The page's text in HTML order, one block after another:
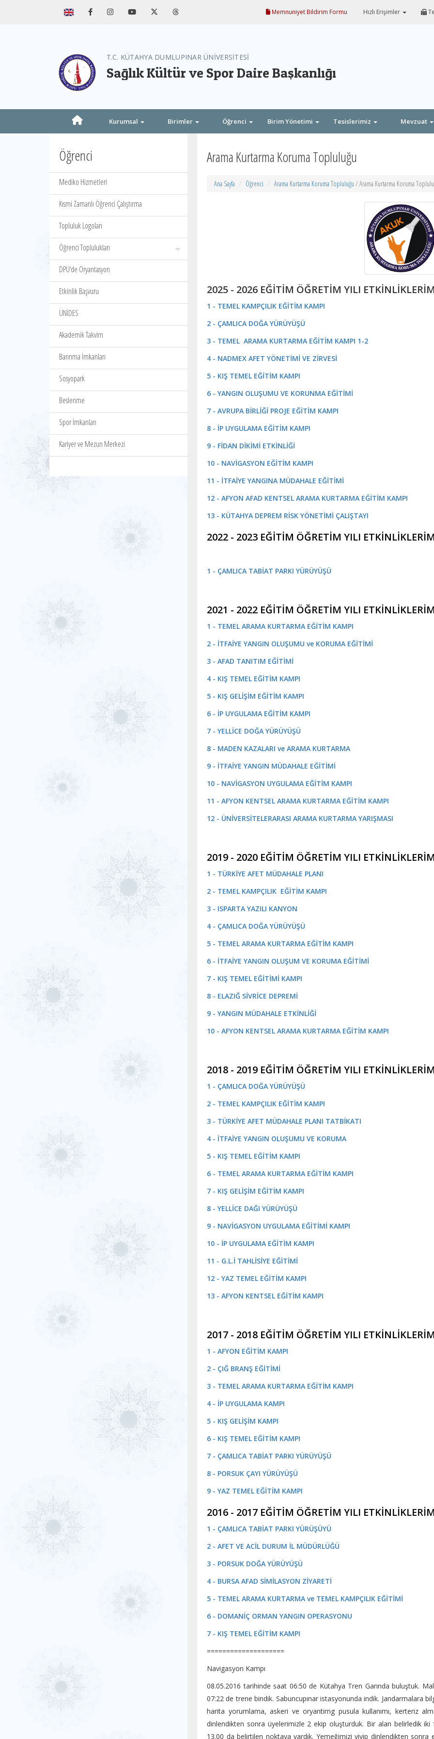
Memnuniyet Bildirim Formu Hızlı Erişimler
T.C. KÜTAHYA DUMLUPINAR ÜNİVERSİTESİ
Sağlık Kültür ve Spor Daire Başkanlığı
Kurumsal Birimler Öğrenci Birim Yönetimi Tesislerimiz Mevzuat
Öğrenci
Mediko Hizmetleri
Kısmi Zamanlı Öğrenci Çalıştırma
Topluluk Logoları
Öğrenci Toplulukları
DPÜ‘de Oryantasyon
Etkinlik Başvuru
ÜNİDES
Akademik Takvim
Barınma İmkanları
Sosyopark
Beslenme
Spor İmkanları
Kariyer ve Mezun Merkezi
Arama Kurtarma Koruma Topluluğu
Ana Sayfa Öğrenci Arama Kurtarma Koruma Topluluğu / Arama Kurtarma Koruma
2025 - 2026 EĞİTİM ÖĞRETİM YILI
1 - TEMEL KAMPÇILIK EĞİTİM KAMPI
2 - ÇAMLICA DOĞA YÜRÜYÜŞÜ
3 - TEMEL ARAMA KURTARMA EĞİTİM KAMPI 1-2
4 - NADMEX AFET YÖNETİMİ VE ZİRVESİ
5 - KIŞ TEMEL EĞİTİM KAMPI
6 - YANGIN OLUŞUMU VE KORUNMA EĞİTİMİ
7 - AVRUPA BİRLİĞİ PROJE EĞİTİM KAMPI
8 - İP UYGULAMA EĞİTİM KAMPI
9 - FİDAN DİKİMİ ETKİNLİĞİ
10 - NAVİGASYON EĞİTİM KAMPI
11 - İTFAİYE YANGINA MÜDAHALE EĞİTİMİ
12 - AFYON AFAD KENTSEL ARAMA KURTARMA EĞİTİM KAMPI
13 - KÜTAHYA DEPREM RİSK YÖNETİMİ ÇALIŞTAYI
2022 - 2023 EĞİTİM ÖĞRETİM YILI
1 - ÇAMLICA TABİAT PARKI YÜRÜYÜŞÜ
2021 - 2022 EĞİTİM ÖĞRETİM YILI
1 - TEMEL ARAMA KURTARMA EĞİTİM KAMPI
2 - İTFAİYE YANGIN OLUŞUMU ve KORUMA EĞİTİMİ
3 - AFAD TANITIM EĞİTİMİ
4 - KIŞ TEMEL EĞİTİM KAMPI
5 - KIŞ GELİŞİM EĞİTİM KAMPI
6 - İP UYGULAMA EĞİTİM KAMPI
7 - YELLİCE DOĞA YÜRÜYÜŞÜ
8 - MADEN KAZALARI ve ARAMA KURTARMA
9 - İTFAİYE YANGIN MÜDAHALE EĞİTİMİ
10 - NAVİGASYON UYGULAMA EĞİTİM KAMPI
11 - AFYON KENTSEL ARAMA KURTARMA EĞİTİM KAMPI
12 - ÜNİVERSİTELERARASI ARAMA KURTARMA YARIŞMASI
2019 - 2020 EĞİTİM ÖĞRETİM YILI
1 - TÜRKİYE AFET MÜDAHALE PLANI
2 - TEMEL KAMPÇILIK EĞİTİM KAMPI
3 - ISPARTA YAZILI KANYON
4 - ÇAMLICA DOĞA YÜRÜYÜŞÜ
5 - TEMEL ARAMA KURTARMA EĞİTİM KAMPI
6 - İTFAİYE YANGIN OLUŞUM VE KORUMA EĞİTİMİ
7 - KIŞ TEMEL EĞİTİMİ KAMPI
8 - ELAZIĞ SİVRİCE DEPREMİ
9 - YANGIN MÜDAHALE ETKİNLİĞİ
10 - AFYON KENTSEL ARAMA KURTARMA EĞİTİM KAMPI
2018 - 2019 EĞİTİM ÖĞRETİM YILI
1 - ÇAMLICA DOĞA YÜRÜYÜŞÜ
2 - TEMEL KAMPÇILIK EĞİTİM KAMPI
3 - TÜRKİYE AFET MÜDAHALE PLANI TATBİKATI
4 - İTFAİYE YANGIN OLUŞUMU VE KORUMA
5 - KIŞ TEMEL EĞİTİM KAMPI
6 - TEMEL ARAMA KURTARMA EĞİTİM KAMPI
7 - KIŞ GELİŞİM EĞİTİM KAMPI
8 - YELLİCE DAĞI YÜRÜYÜŞÜ
9 - NAVİGASYON UYGULAMA EĞİTİMİ KAMPI
10 - İP UYGULAMA EĞİTİM KAMPI
11 - G.L.İ TAHLİSİYE EĞİTİMİ
12 - YAZ TEMEL EĞİTİM KAMPI
13 - AFYON KENTSEL EĞİTİM KAMPI
2017 - 2018 EĞİTİM ÖĞRETİM YILI
1 - AFYON EĞİTİM KAMPI
2 - ÇIĞ BRANŞ EĞİTİMİ
3 - TEMEL ARAMA KURTARMA EĞİTİM KAMPI
4 - İP UYGULAMA KAMPI
5 - KIŞ GELİŞİM KAMPI
6 - KIŞ TEMEL EĞİTİM KAMPI
7 - ÇAMLICA TABİAT PARKI YÜRÜYÜŞÜ
8 - PORSUK ÇAYI YÜRÜYÜŞÜ
9 - YAZ TEMEL EĞİTİM KAMPI
2016 - 2017 EĞİTİM ÖĞRETİM YILI
1 - ÇAMLICA TABİAT PARKI YÜRÜŞÜYÜ
2 - AFET VE ACİL DURUM İL MÜDÜRLÜĞÜ
3 - PORSUK DOĞA YÜRÜYÜŞÜ
4 - BURSA AFAD SİMİLASYON ZİYARETİ
5 - TEMEL ARAMA KURTARMA ve TEMEL KAMPÇILIK EĞİTİMİ
6 - DOMANİÇ ORMAN YANGIN OPERASYONU
7 - KIŞ TEMEL EĞİTİM KAMPI
====================
Navigasyon Kampı
08.05.2016 tarihinde saat 06:50 de Kütahya Tren Garında buluştuk.
07:22 de trene bindik. Sabuncupınar istasyonunda indik. Jandarmalara
harita yorumlama, askeri ve oryantirng pusula kullanımı, kerteriz
dinlendikten sonra üyelerimizle 2 ekip oluşturduk. Bir alan belirledik iki
13.00 da belirtilen noktaya vardık. Yemeğimizi yiyip dinlendikten